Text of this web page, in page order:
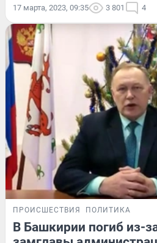
17 марта, 2023, 09:35 3 801 4
ПРОИСШЕСТВИЯ ПОЛИТИКА
В Башкирии погиб из-